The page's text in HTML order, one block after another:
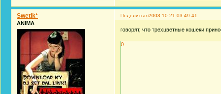
Поделиться2008-10-21 03:49:41
Swetik*
ANIMA
говорят, что трехцветные кошеки
0